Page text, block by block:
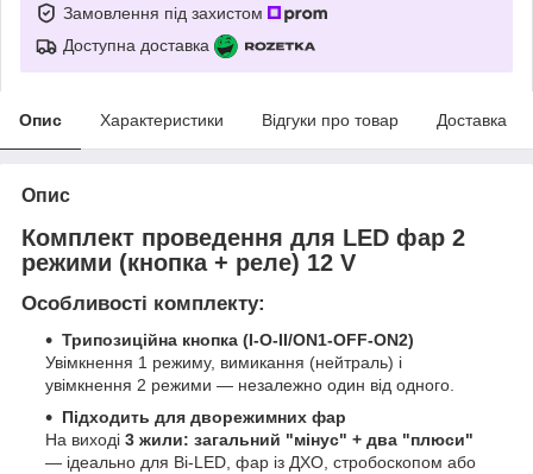
Замовлення під захистом
Доступна доставка
Опис Характеристики Відгуки про товар Доставка
Опис
Комплект проведення для LED фар 2
режими (кнопка + реле) 12 V
Особливості комплекту:
Трипозиційна кнопка (I-O-II/ON1-OFF-ON2)
Увімкнення 1 режиму, вимикання (нейтраль) і
увімкнення 2 режими — незалежно один від одного.
Підходить для дворежимних фар
На виході 3 жили: загальний "мінус" + два "плюси"
— ідеально для Bi-LED, фар із ДХО, стробоскопом або